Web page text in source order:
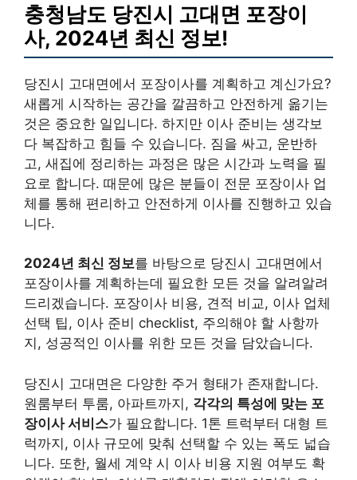
충청남도 당진시 고대면 포장이
사, 2024년 최신 정보!
당진시 고대면에서 포장이사를 계획하고 계신가요?
새롭게 시작하는 공간을 깔끔하고 안전하게 옮기는
것은 중요한 일입니다. 하지만 이사 준비는 생각보
다 복잡하고 힘들 수 있습니다. 짐을 싸고, 운반하
고, 새집에 정리하는 과정은 많은 시간과 노력을 필
요로 합니다. 때문에 많은 분들이 전문 포장이사 업
체를 통해 편리하고 안전하게 이사를 진행하고 있습
니다.
2024년 최신 정보를 바탕으로 당진시 고대면에서
포장이사를 계획하는데 필요한 모든 것을 알려알려
드리겠습니다. 포장이사 비용, 견적 비교, 이사 업체
선택 팁, 이사 준비 checklist, 주의해야 할 사항까
지, 성공적인 이사를 위한 모든 것을 담았습니다.
당진시 고대면은 다양한 주거 형태가 존재합니다.
원룸부터 투룸, 아파트까지, 각각의 특성에 맞는 포
장이사 서비스가 필요합니다. 1톤 트럭부터 대형 트
럭까지, 이사 규모에 맞춰 선택할 수 있는 폭도 넓습
니다. 또한, 월세 계약 시 이사 비용 지원 여부도 확